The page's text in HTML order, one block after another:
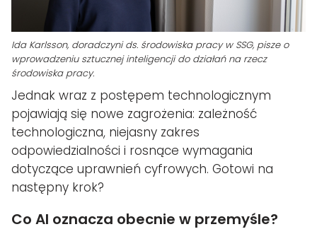
Ida Karlsson, doradczyni ds. środowiska pracy w SSG, pisze o
wprowadzeniu sztucznej inteligencji do działań na rzecz
środowiska pracy.
Jednak wraz z postępem technologicznym
pojawiają się nowe zagrożenia: zależność
technologiczna, niejasny zakres
odpowiedzialności i rosnące wymagania
dotyczące uprawnień cyfrowych. Gotowi na
następny krok?
Co AI oznacza obecnie w przemyśle?